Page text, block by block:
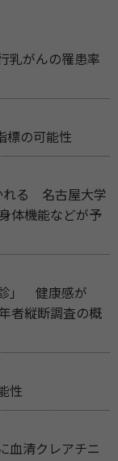
乳がんの罹患率
標の可能性
れる 名古屋大学
体機能などが予
」 健康感が
者縦断調査の概
性
血清クレアチニ